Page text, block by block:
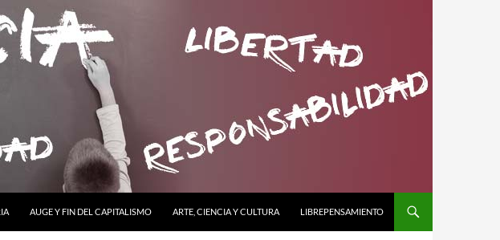
AUGE Y FIN DEL CAPITALISMO ARTE, CIENCIA Y CULTURA LIBREPENSAMIENTO